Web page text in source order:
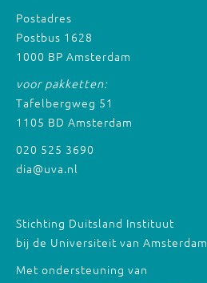
Postadres
Postbus 1628
1000 BP Amsterdam
voor pakketten:
Tafelbergweg 51
1105 BD Amsterdam
020 525 3690
dia@uva.nl
Stichting Duitsland Instituut
bij de Universiteit van Amsterdam
Met ondersteuning van